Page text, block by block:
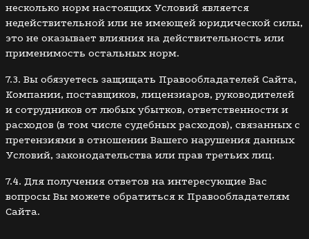
несколько норм настоящих Условий является
недействительной или не имеющей юридической силы,
это не оказывает влияния на действительность или
применимость остальных норм.
7.3. Вы обязуетесь защищать Правообладателей Сайта,
Компании, поставщиков, лицензиаров, руководителей
и сотрудников от любых убытков, ответственности и
расходов (в том числе судебных расходов), связанных с
претензиями в отношении Вашего нарушения данных
Условий, законодательства или прав третьих лиц.
7.4. Для получения ответов на интересующие Вас
вопросы Вы можете обратиться к Правообладателям
Сайта.